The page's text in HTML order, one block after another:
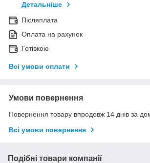
Детальніше
Післяплата
Оплата на рахунок
Готівкою
Всі умови оплати
Умови повернення
Повернення товару впродовж 14 днів за
Всі умови повернення
Подібні товари компанії